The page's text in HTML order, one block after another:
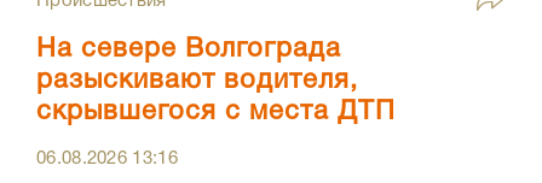
На севере Волгограда
разыскивают водителя,
скрывшегося с места ДТП
06.08.2026 13:16